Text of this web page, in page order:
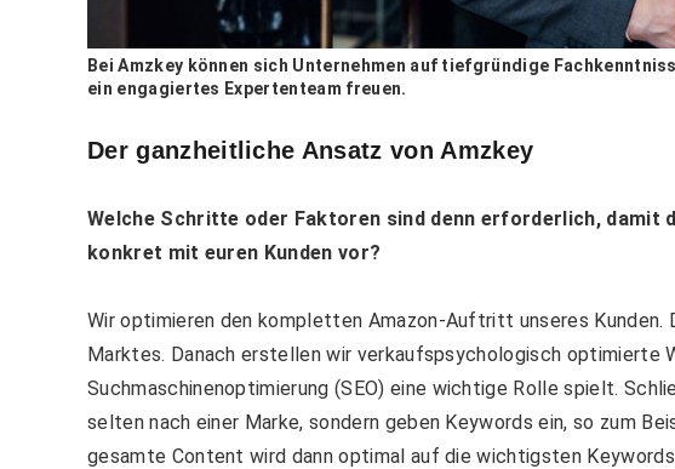
Bei Amzkey können sich Unternehmen auf tiefgründige
ein engagiertes Expertenteam freuen.
Der ganzheitliche Ansatz von Amzkey
Welche Schritte oder Faktoren sind denn erforderlich, damit
konkret mit euren Kunden vor?
Wir optimieren den kompletten Amazon-Auftritt unseres Kunden.
Marktes. Danach erstellen wir verkaufspsychologisch optimierte
Suchmaschinenoptimierung (SEO) eine wichtige Rolle spielt.
selten nach einer Marke, sondern geben Keywords ein, so zum
gesamte Content wird dann optimal auf die wichtigsten